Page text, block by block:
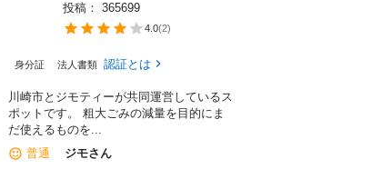
投稿： 365699
4.0(2)
身分証 法人書類 認証とは
川崎市とジモティーが共同運営しているス
ポットです。 粗⼤ごみの減量を⽬的にま
だ使えるものを...
普通
ジモさん